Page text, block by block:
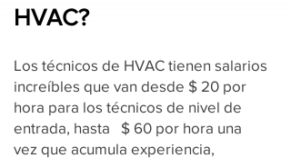
HVAC?
Los técnicos de HVAC tienen salarios
increíbles que van desde $ 20 por
hora para los técnicos de nivel de
entrada, hasta $ 60 por hora una
vez que acumula experiencia,